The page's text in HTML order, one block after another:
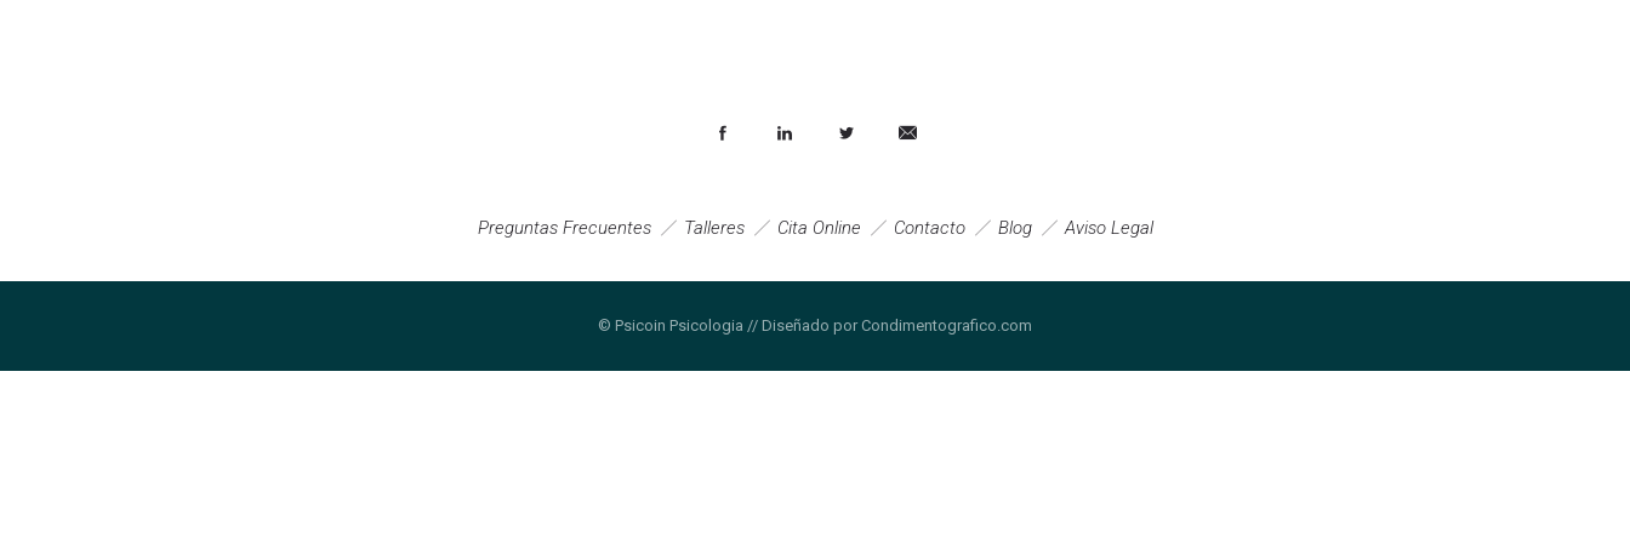
Preguntas Frecuentes Talleres Cita Online Contacto Blog Aviso Legal
© Psicoin Psicologia // Diseñado por Condimentografico.com